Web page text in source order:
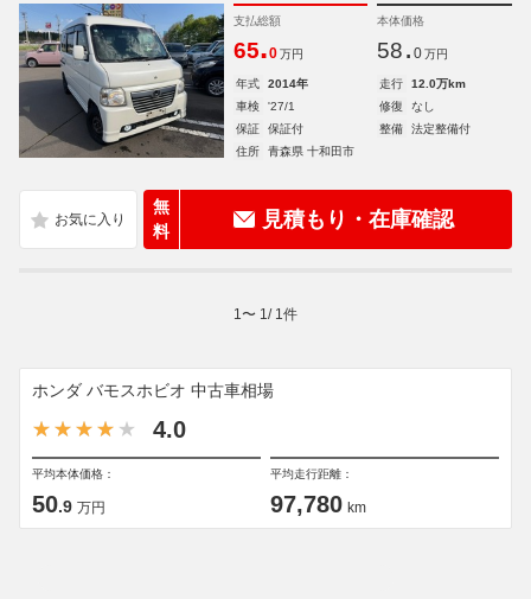
支払総額
65.0 万円
本体価格
58. 0 万円
年式 2014年 走行
12.0万km
車検
'27/1 修復
なし
保証
保証付 整備
法定整備付
住所
青森県 十和田市
無
料
見積もり・在庫確認
1 〜 1 / 1 件
ホンダ バモスホビオ 中古車相場
4.0
平均本体価格：
50.9 万円
平均走行距離：
97,780 km